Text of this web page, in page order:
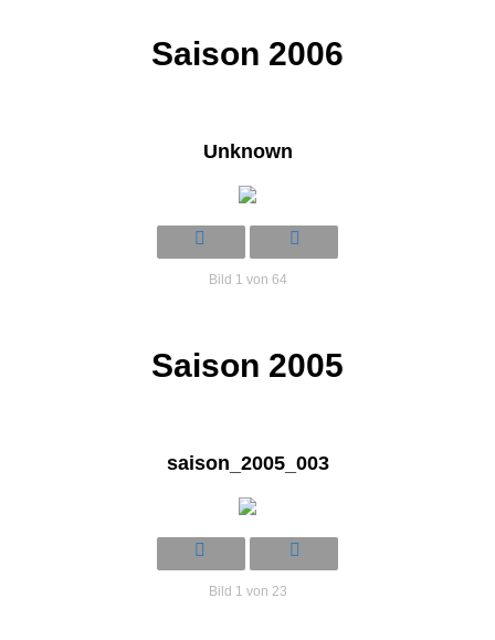
Saison 2006
Unknown
Bild 1 von 64
Saison 2005
saison_2005_003
Bild 1 von 23